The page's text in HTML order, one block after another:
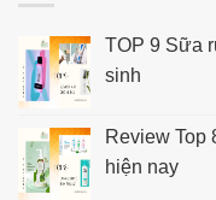
TOP 9 Sữa
sinh
Review Top
hiện nay